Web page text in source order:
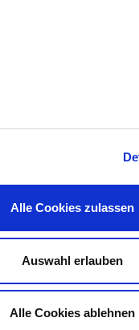
Alle Cookies zulassen
Auswahl erlauben
Alle Cookies ablehnen